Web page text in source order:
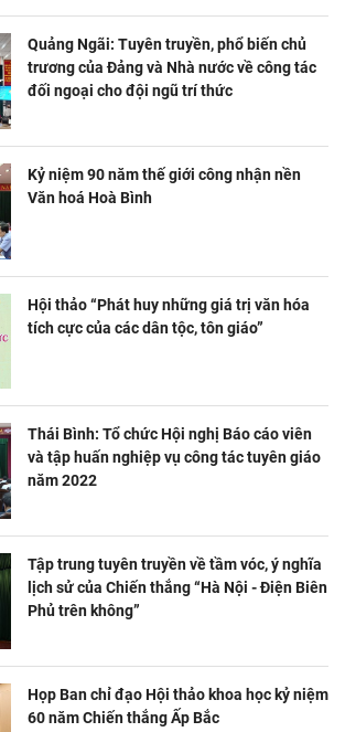
Quảng Ngãi: Tuyên truyền, phổ biến chủ
trương của Đảng và Nhà nước về công tác
đối ngoại cho đội ngũ trí thức
Kỷ niệm 90 năm thế giới công nhận nền
Văn hoá Hoà Bình
Hội thảo “Phát huy những giá trị văn hóa
tích cực của các dân tộc, tôn giáo”
Thái Bình: Tổ chức Hội nghị Báo cáo viên
và tập huấn nghiệp vụ công tác tuyên giáo
năm 2022
Tập trung tuyên truyền về tầm vóc, ý nghĩa
lịch sử của Chiến thắng “Hà Nội - Điện Biên
Phủ trên không”
Họp Ban chỉ đạo Hội thảo khoa học kỷ niệm
60 năm Chiến thắng Ấp Bắc